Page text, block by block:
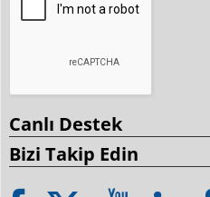
Canlı Destek
Bizi Takip Edin